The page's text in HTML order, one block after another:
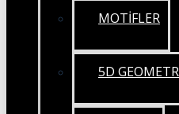
MOTİFLER
5D